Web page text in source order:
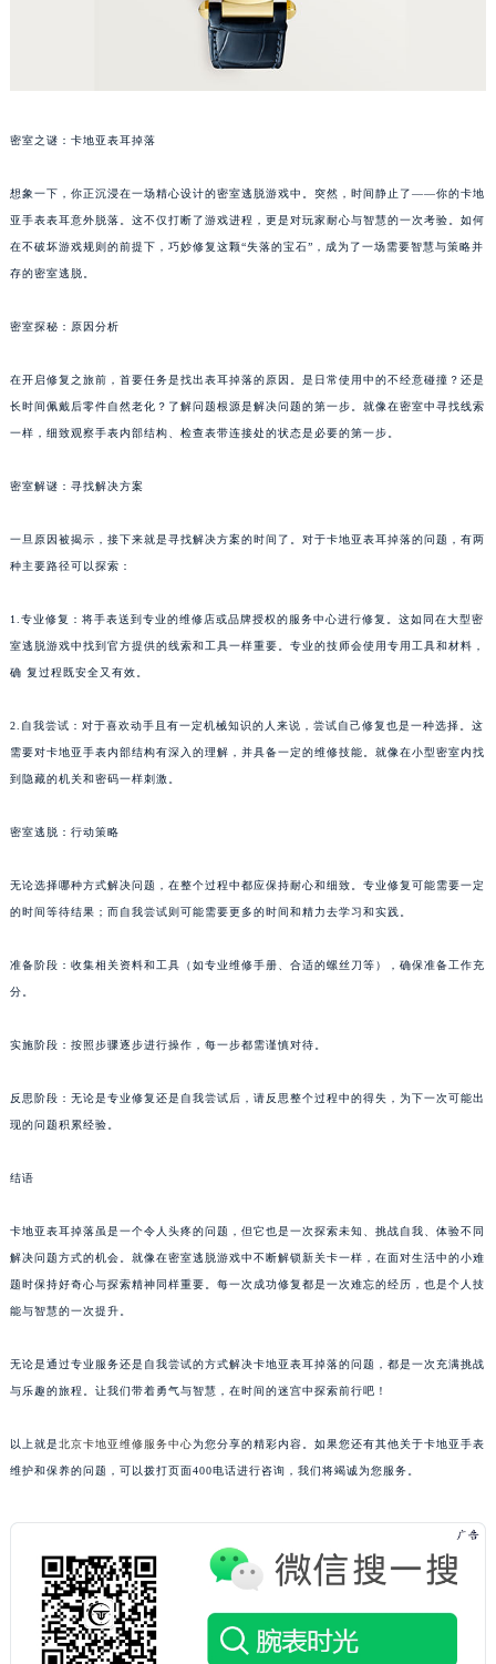
密室之谜：卡地亚表耳掉落
想象一下，你正沉浸在一场精心设计的密室逃脱游戏中。突然，时间静止了——你的卡地
亚手表表耳意外脱落。这不仅打断了游戏进程，更是对玩家耐心与智慧的一次考验。如何
在不破坏游戏规则的前提下，巧妙修复这颗“失落的宝石”，成为了一场需要智慧与策略并
存的密室逃脱。
密室探秘：原因分析
在开启修复之旅前，首要任务是找出表耳掉落的原因。是日常使用中的不经意碰撞？还是
长时间佩戴后零件自然老化？了解问题根源是解决问题的第一步。就像在密室中寻找线索
一样，细致观察手表内部结构、检查表带连接处的状态是必要的第一步。
密室解谜：寻找解决方案
一旦原因被揭示，接下来就是寻找解决方案的时间了。对于卡地亚表耳掉落的问题，有两
种主要路径可以探索：
1.专业修复：将手表送到专业的维修店或品牌授权的服务中心进行修复。这如同在大型密
室逃脱游戏中找到官方提供的线索和工具一样重要。专业的技师会使用专用工具和材料，
确 复过程既安全又有效。
2.自我尝试：对于喜欢动手且有一定机械知识的人来说，尝试自己修复也是一种选择。这
需要对卡地亚手表内部结构有深入的理解，并具备一定的维修技能。就像在小型密室内找
到隐藏的机关和密码一样刺激。
密室逃脱：行动策略
无论选择哪种方式解决问题，在整个过程中都应保持耐心和细致。专业修复可能需要一定
的时间等待结果；而自我尝试则可能需要更多的时间和精力去学习和实践。
准备阶段：收集相关资料和工具（如专业维修手册、合适的螺丝刀等），确保准备工作充
分。
实施阶段：按照步骤逐步进行操作，每一步都需谨慎对待。
反思阶段：无论是专业修复还是自我尝试后，请反思整个过程中的得失，为下一次可能出
现的问题积累经验。
结语
卡地亚表耳掉落虽是一个令人头疼的问题，但它也是一次探索未知、挑战自我、体验不同
解决问题方式的机会。就像在密室逃脱游戏中不断解锁新关卡一样，在面对生活中的小难
题时保持好奇心与探索精神同样重要。每一次成功修复都是一次难忘的经历，也是个人技
能与智慧的一次提升。
无论是通过专业服务还是自我尝试的方式解决卡地亚表耳掉落的问题，都是一次充满挑战
与乐趣的旅程。让我们带着勇气与智慧，在时间的迷宫中探索前行吧！
以上就是北京卡地亚维修服务中心为您分享的精彩内容。如果您还有其他关于卡地亚手表
维护和保养的问题，可以拨打页面400电话进行咨询，我们将竭诚为您服务。